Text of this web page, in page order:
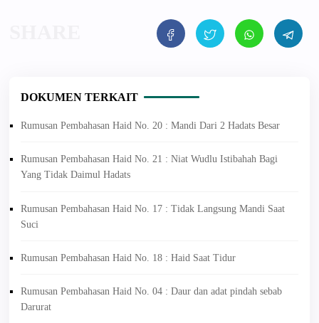
DOKUMEN TERKAIT
Rumusan Pembahasan Haid No. 20 : Mandi Dari 2 Hadats Besar
Rumusan Pembahasan Haid No. 21 : Niat Wudlu Istibahah Bagi
Yang Tidak Daimul Hadats
Rumusan Pembahasan Haid No. 17 : Tidak Langsung Mandi Saat
Suci
Rumusan Pembahasan Haid No. 18 : Haid Saat Tidur
Rumusan Pembahasan Haid No. 04 : Daur dan adat pindah sebab
Darurat